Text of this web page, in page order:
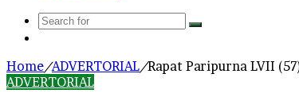
Search
Home/ADVERTORIAL/Rapat Paripurna LVII
ADVERTORIAL